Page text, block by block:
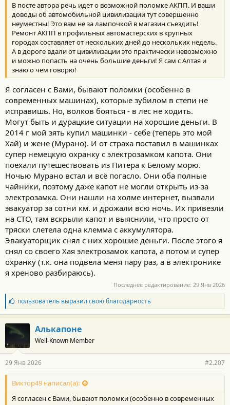
и
:
В посте автора речь идет о возможной поломке АКПП. И ваши
доводы об автомобильной цивилизации тут совершенно
неуместны! Это вам не за лампочкой в магазин съездить!
Ремонт АКПП в профильных автомастерских в крупных
городах составляет от нескольких дней до нескольких недель.
А в дороге вдали от цивилизации это практически невозможно
и можно попасть на очень большие деньги! Я сам с Алтая и
знаю о чем говорю!
Я согласен с Вами, бывают поломки (особенно в
современных машинах), которые зубилом в степи не
исправишь. Но, волков бояться - в лес не ходить.
Могут быть и дурацкие ситуации на хорошие деньги. В
2014 г мой зять купил машинки - себе (теперь это мой
Хай) и жене (Мурано). И от страха поставил в машинках
супер немецкую охранку с электрозамком капота. Они
поехали путешествовать из Питера к Белому морю.
Ночью Мурано встал и всё погасло. Они оба полные
чайники, поэтому даже капот не могли открыть из-за
электрозамка. Они нашли на холме интернет, вызвали
эвакуатор за сотни км. и дрожали всю ночь. Их привезли
на СТО, там вскрыли капот и выяснили, что просто от
тряски слетела одна клемма с аккумулятора.
Эвакуаторщик снял с них хорошие деньги. После этого я
снял со своего Хая электрозамок капота, а потом и супер
охранку (т.к. она подвела меня пару раз, а в электронике
я хреново разбираюсь).
Последнее редактирование: 29 Янв 2026
Б
л
а
г
о
а
н
о
с
и
пользовательвыразил свою благодарность
Алькапоне
Well-Known Member
29 Янв 2026 #2.207
Виктор49 написал(а):
Я согласен с Вами, бывают поломки (особенно в современных